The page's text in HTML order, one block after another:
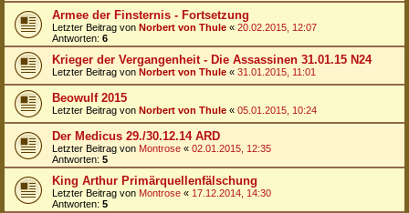
Armee der Finsternis - Fortsetzung
Letzter Beitrag von Norbert von Thule « 20.02.2015, 12:07
Antworten: 6
Krieger der Vergangenheit - Die Assassinen 31.01.15 N24
Letzter Beitrag von Norbert von Thule « 31.01.2015, 11:01
Beowulf 2015
Letzter Beitrag von Norbert von Thule « 05.01.2015, 10:24
Der Medicus 29./30.12.14 ARD
Letzter Beitrag von Montrose « 02.01.2015, 12:35
Antworten: 5
King Arthur Primärquellenfälschung
Letzter Beitrag von Montrose « 17.12.2014, 14:30
Antworten: 5